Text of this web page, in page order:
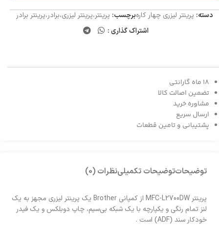
دسته: پرینتر لیزری چهار کارهبرچسب: پرینتر،پرینتر لیزری،برادر،پرینتر برادر
اشتراک گذاری :
18 ماه گارانتی
تضمین اصالت کالا
مشاوره خرید
ارسال سریع
پشتیبانی و تامین قطعات
توضیحاتتوضیحات تکمیلینظرات (0)
پرینتر MFC-L2700DW از کمپانی Brother یک پرینتر لیزری مجهز به یک
لنز تمام رنگی و یکپارچه با یک شبکه بی‌سیم، چاپ دوبلکس و یک فیدر
خودکار سند (ADF) است .